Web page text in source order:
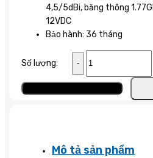
4,5/5dBi, băng thông
12VDC
Bảo hành: 36 tháng
Số lượng:
Wifi
GWN7062
số
Mô tả sản phẩm